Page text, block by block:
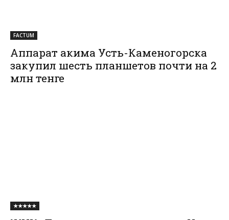
FACTUM
Аппарат акима Усть-Каменогорска
закупил шесть планшетов почти на 2
млн тенге
★★★★★